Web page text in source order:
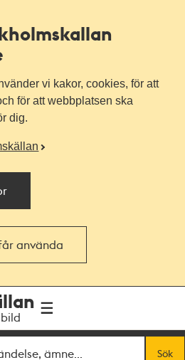
vi kakor, cookies, för att
för att webbplatsen ska
dig.
använda
Sök